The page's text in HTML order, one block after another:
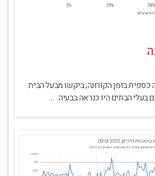
בזמן הקורונה, ביקשו מבעל הבית
הבתים היו כנראה בבעיה. ...